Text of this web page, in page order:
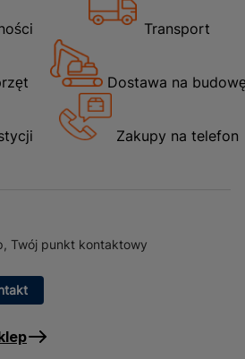
Transport
Dostawa na
Zakupy na telefon
Twój punkt kontaktowy